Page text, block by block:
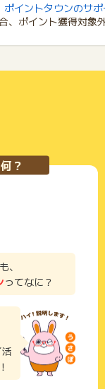
ポイントタウンのサ
、ポイント獲得対象
？
、
ってなに？